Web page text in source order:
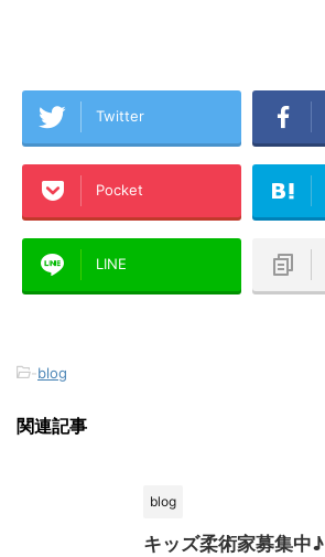
Twitter
Pocket
LINE
-blog
関連記事
blog
キッズ柔術家募集中♪